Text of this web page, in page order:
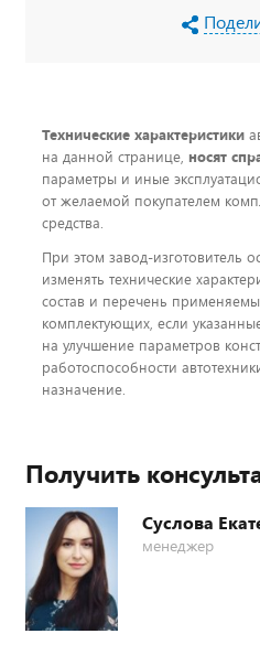
Технические характеристики
на данной странице, носят
параметры и иные
от желаемой покупателем
средства.
При этом завод-изготовитель
изменять технические
состав и перечень
комплектующих, если
на улучшение параметров
работоспособности
назначение.
Получить
Суслова
менеджер